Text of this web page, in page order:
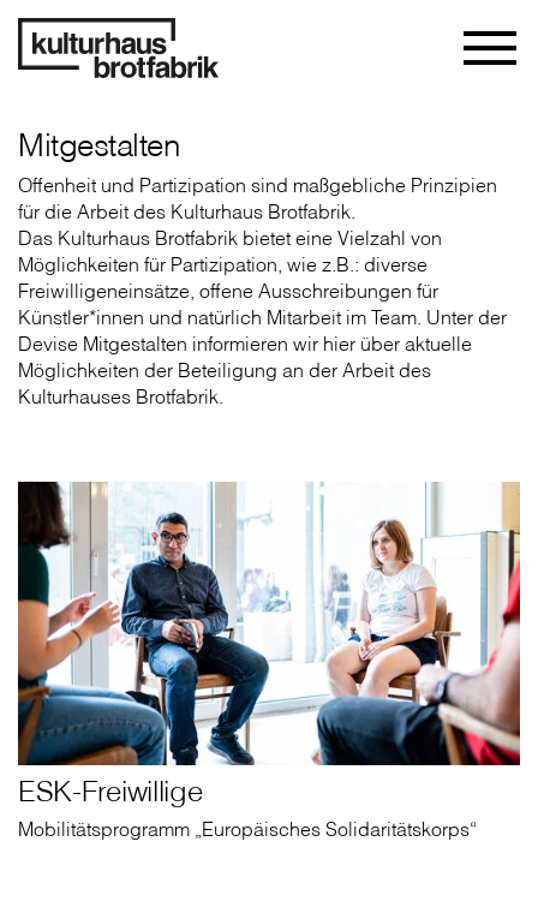
Mitgestalten
Offenheit und Partizipation sind maßgebliche Prinzipien
für die Arbeit des Kulturhaus Brotfabrik.
Das Kulturhaus Brotfabrik bietet eine Vielzahl von
Möglichkeiten für Partizipation, wie z.B.: diverse
Freiwilligeneinsätze, offene Ausschreibungen für
Künstler*innen und natürlich Mitarbeit im Team. Unter der
Devise Mitgestalten informieren wir hier über aktuelle
Möglichkeiten der Beteiligung an der Arbeit des
Kulturhauses Brotfabrik.
ESK-Freiwillige
Mobilitätsprogramm „Europäisches Solidaritätskorps“